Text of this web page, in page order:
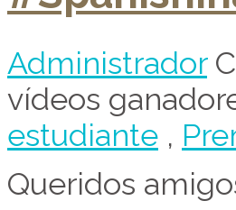
Administrador
vídeos
estudiante ,
Queridos